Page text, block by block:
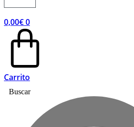
0,00€0
Carrito
Buscar